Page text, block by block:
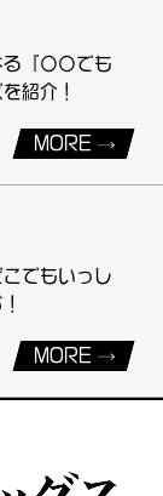
『〇〇でも
紹介！
MORE
でもいっし
MORE